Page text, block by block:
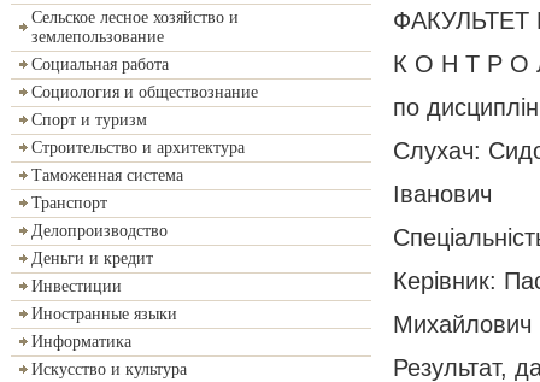
Сельское лесное хозяйство и
землепользование
Социальная работа
Социология и обществознание
Спорт и туризм
Строительство и архитектура
Таможенная система
Транспорт
Делопроизводство
Деньги и кредит
Инвестиции
Иностранные языки
Информатика
Искусство и культура
ФАКУЛЬТЕТ
К О Н Т Р О
по
Слухач:
Іванович
Керівник:
Михайлович
Результат,